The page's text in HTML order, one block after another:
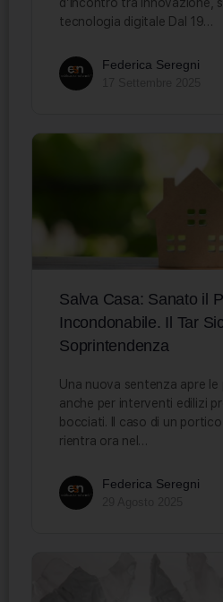
tecnologia digitale Dal 19…
Federica Seregni
Salva Casa: Sanato il
Incondonabile. Il Tar
Soprintendenza
Una nuova sentenza apre
anche per interventi edilizi
bocciati. Il caso di un
rientra ora nel…
Federica Seregni